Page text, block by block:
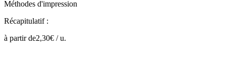
Méthodes d'impression
Récapitulatif :
à partir de2,30€ /u.